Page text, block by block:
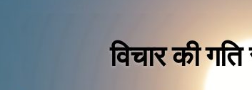
विचार की